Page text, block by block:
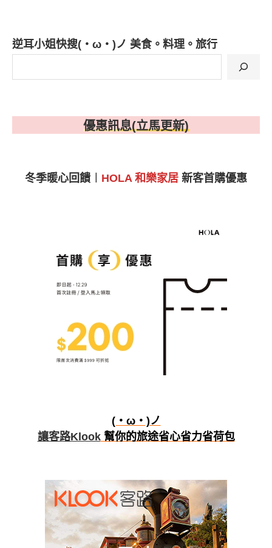
逆耳小姐快搜(・ω・)ノ 美食。料理。旅行
優惠訊息(立馬更新)
冬季暖心回饋︱ HOLA 和樂家居 新客首購優惠
(・ω・)ノ
讓客路Klook幫你的旅途省心省力省荷包